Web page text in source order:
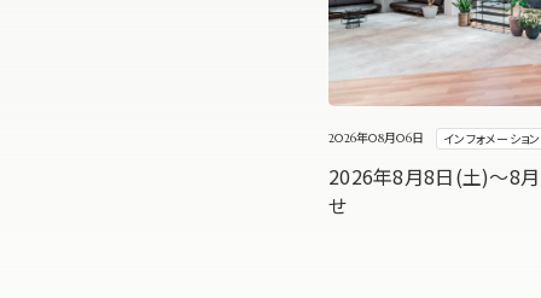
2026年08月06日 インフォメーション
2026年8月8日(土)～8
せ